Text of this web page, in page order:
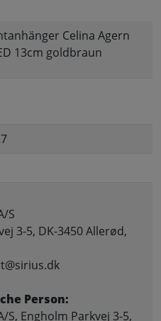
Celina Agern
13cm goldbraun
S
3-5, DK-3450 Allerød,
Person:
S, Engholm Parkvej 3-5,